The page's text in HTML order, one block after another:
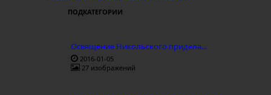
ПОДКАТЕГОРИИ
Освящение Никольского придела...
2016-01-05
27 изображений